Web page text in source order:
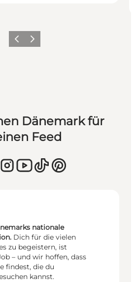
ZurückWeiter
Dänemark für
Feed
nationale
Dich für die vielen
zu begeistern, ist
– und wir hoffen, dass
findest, die du
kannst.